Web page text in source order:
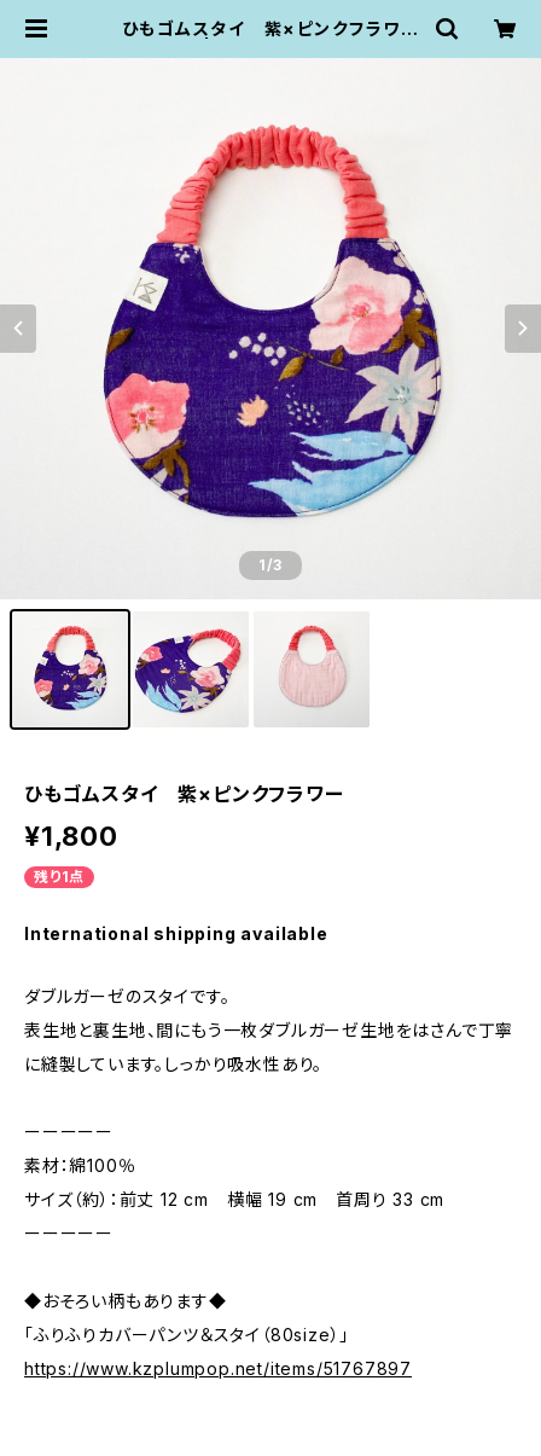
ひもゴムスタイ 紫×ピンクフラワー
1/3
ひもゴムスタイ 紫×ピンクフラワー
¥1,800
残り1点
International shipping available
ダブルガーゼのスタイです。
表生地と裏生地、間にもう一枚ダブルガーゼ生地をはさんで丁寧
に縫製しています。しっかり吸水性あり。
ーーーーー
素材：綿100％
サイズ（約）：前丈 12 cm 横幅 19 cm 首周り 33 cm
ーーーーー
◆おそろい柄もあります◆
「ふりふりカバーパンツ＆スタイ（80size）」
https://www.kzplumpop.net/items/51767897